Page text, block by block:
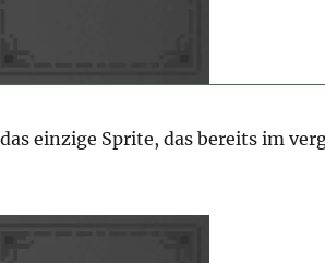
einzige Sprite, das bereits im